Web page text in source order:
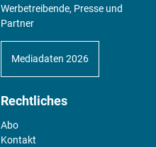
Werbetreibende, Presse und
Partner
Mediadaten 2026
Rechtliches
Abo
Kontakt